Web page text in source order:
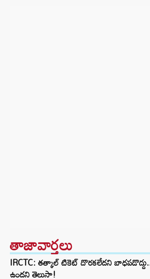
తాజావార్తలు
IRCTC: తత్కాల్ టికెట్ దొరకలేదని
ఉందని తెలుసా!